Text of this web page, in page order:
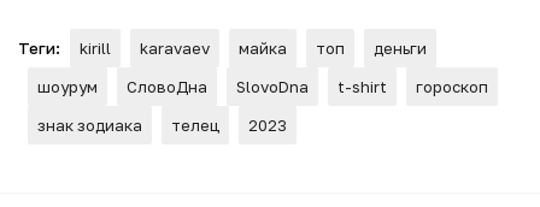
Теги: kirill karavaev майка топ
деньги
шоурум
СловоДна SlovoDna t-shirt
гороскоп
знак зодиака
телец 2023